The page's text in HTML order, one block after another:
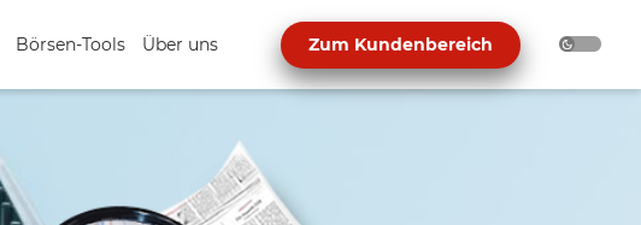
Börsen-Tools Über uns Zum Kundenbereich